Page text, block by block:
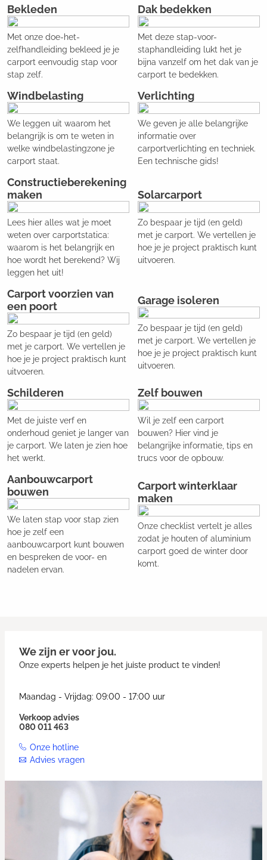
Bekleden
Met onze doe-het-
zelfhandleiding bekleed je je
carport eenvoudig stap voor
stap zelf.
Dak bedekken
Met deze stap-voor-
staphandleiding lukt het je
bijna vanzelf om het dak van je
carport te bedekken.
Windbelasting
We leggen uit waarom het
belangrijk is om te weten in
welke windbelastingzone je
carport staat.
Verlichting
We geven je alle belangrijke
informatie over
carportverlichting en techniek.
Een technische gids!
Constructieberekening
maken
Lees hier alles wat je moet
weten over carportstatica:
waarom is het belangrijk en
hoe wordt het berekend? Wij
leggen het uit!
Solarcarport
Zo bespaar je tijd (en geld)
met je carport. We vertellen je
hoe je je project praktisch kunt
uitvoeren.
Carport voorzien van
een poort
Zo bespaar je tijd (en geld)
met je carport. We vertellen je
hoe je je project praktisch kunt
uitvoeren.
Garage isoleren
Zo bespaar je tijd (en geld)
met je carport. We vertellen je
hoe je je project praktisch kunt
uitvoeren.
Schilderen
Met de juiste verf en
onderhoud geniet je langer van
je carport. We laten je zien hoe
het werkt.
Zelf bouwen
Wil je zelf een carport
bouwen? Hier vind je
belangrijke informatie, tips en
trucs voor de opbouw.
Aanbouwcarport
bouwen
We laten stap voor stap zien
hoe je zelf een
aanbouwcarport kunt bouwen
en bespreken de voor- en
nadelen ervan.
Carport winterklaar
maken
Onze checklist vertelt je alles
zodat je houten of aluminium
carport goed de winter door
komt.
We zijn er voor jou.
Onze experts helpen je het juiste product te vinden!
Maandag - Vrijdag: 09:00 - 17:00 uur
Verkoop advies
080 011 463
Onze hotline
Advies vragen